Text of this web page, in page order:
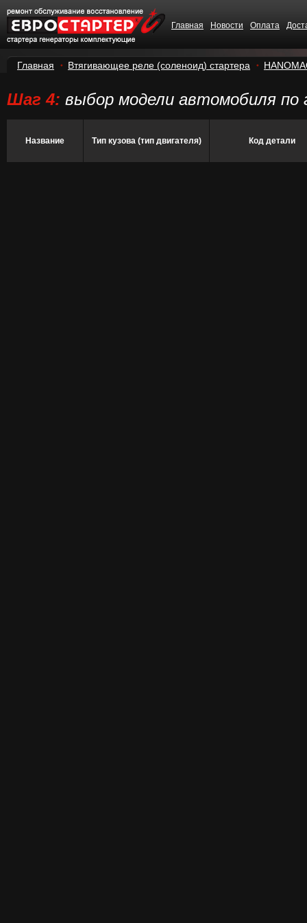
Главная Новости Оплата
Главная Втягивающее реле (соленоид) стартера
Шаг 4: выбор модели автомобиля по
Название Тип кузова (тип двигателя) Код детали